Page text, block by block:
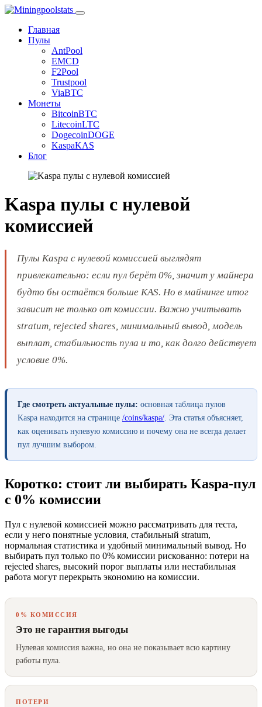
Главная
Пулы
AntPool
EMCD
F2Pool
Trustpool
ViaBTC
Монеты
BitcoinBTC
LitecoinLTC
DogecoinDOGE
KaspaKAS
Блог
Kaspa пулы с нулевой
комиссией
Пулы Kaspa с нулевой комиссией выглядят
привлекательно: если пул берёт 0%, значит у майнера
будто бы остаётся больше KAS. Но в майнинге итог
зависит не только от комиссии. Важно учитывать
stratum, rejected shares, минимальный вывод, модель
выплат, стабильность пула и то, как долго действует
условие 0%.
Где смотреть актуальные пулы: основная таблица пулов
Kaspa находится на странице /coins/kaspa/. Эта статья объясняет,
как оценивать нулевую комиссию и почему она не всегда делает
пул лучшим выбором.
Коротко: стоит ли выбирать Kaspa-пул
с 0% комиссии
Пул с нулевой комиссией можно рассматривать для теста,
если у него понятные условия, стабильный stratum,
нормальная статистика и удобный минимальный вывод. Но
выбирать пул только по 0% комиссии рискованно: потери на
rejected shares, высокий порог выплаты или нестабильная
работа могут перекрыть экономию на комиссии.
0% КОМИССИЯ
Это не гарантия выгоды
Нулевая комиссия важна, но она не показывает всю картину
работы пула.
ПОТЕРИ